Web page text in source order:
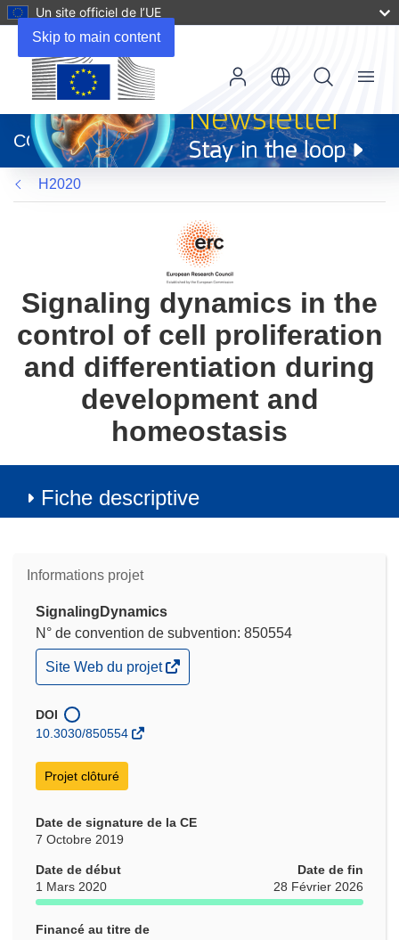
Skip to main content
Un site officiel de l’UE
dans
une
nouvelle
fenêtre)
CORDIS
Menu
H2020
Signaling dynamics in the
control of cell proliferation
and differentiation during
development and
homeostasis
Fiche descriptive
Informations projet
SignalingDynamics
N° de convention de subvention: 850554
(s’ouvre
dans
nouvelle
fenêtre)
Site Web du projet
DOI
10.3030/850554
Projet clôturé
Date de signature de la CE
7 Octobre 2019
Date de début
1 Mars 2020
Date de fin
28 Février 2026
Financé au titre de